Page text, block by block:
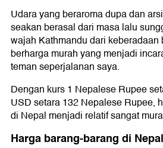
Udara yang beraroma dupa dan
seakan berasal dari masa lalu
wajah Kathmandu dari keberadaan
berharga murah yang menjadi
teman seperjalanan saya.
Dengan kurs 1 Nepalese Rupee
USD setara 132 Nepalese Rupee,
di Nepal menjadi relatif sangat
Harga barang-barang di Nepal